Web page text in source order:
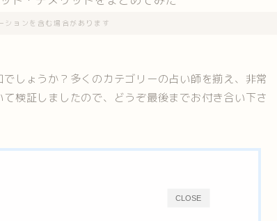
ションを含む場合があります
しょうか？多くのカテゴリーの占い師を揃え、非常
検証しましたので、どうぞ最後までお付き合い下さ
CLOSE